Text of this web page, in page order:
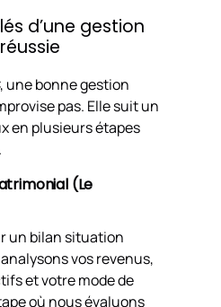
d’une gestion
une bonne gestion
pas. Elle suit un
en plusieurs étapes
(Le
un bilan situation
vos revenus,
et votre mode de
où nous évaluons